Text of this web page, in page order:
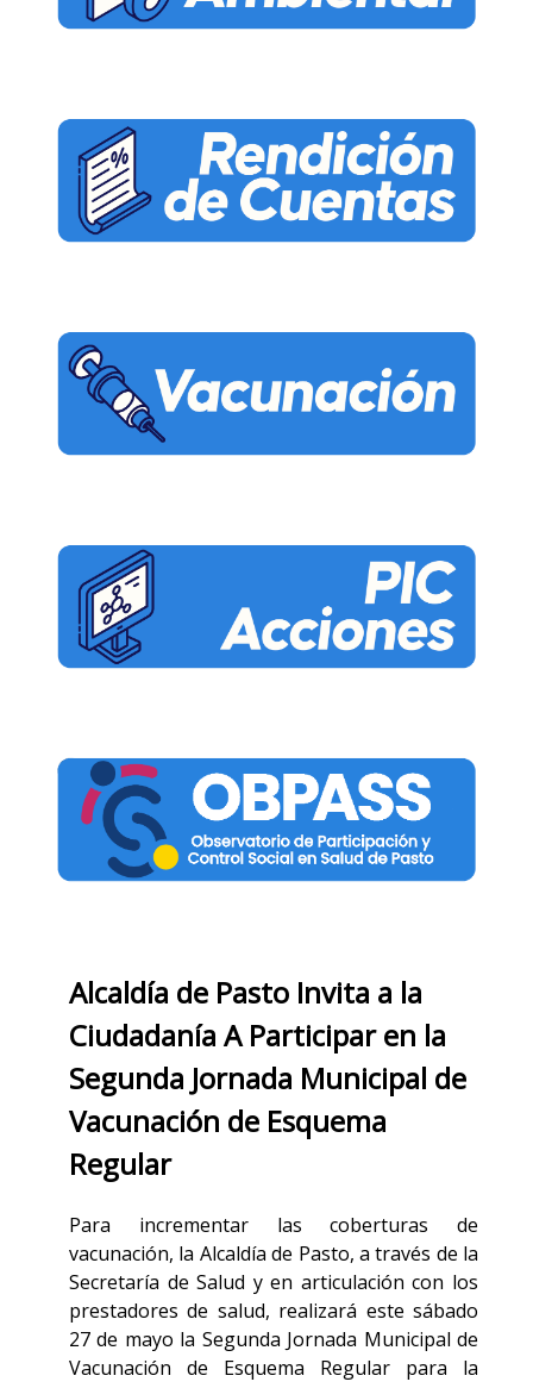
Alcaldía de Pasto Invita a la
Ciudadanía A Participar en la
Segunda Jornada Municipal de
Vacunación de Esquema
Regular
Para incrementar las coberturas de
vacunación, la Alcaldía de Pasto, a través de la
Secretaría de Salud y en articulación con los
prestadores de salud, realizará este sábado
27 de mayo la Segunda Jornada Municipal de
Vacunación de Esquema Regular para la